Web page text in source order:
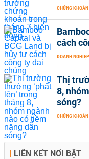
CHỨNG KHOÁN
cách
DOANH NGHIỆP
Thị
8,
sóng?
CHỨNG KHOÁN
LIÊN KẾT NỔI BẬT